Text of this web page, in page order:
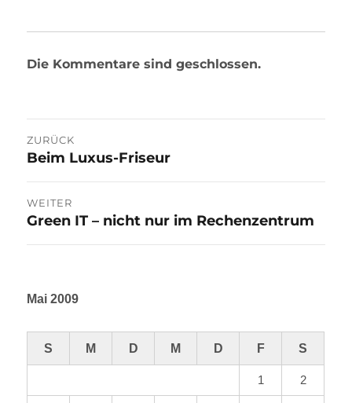
Die Kommentare sind geschlossen.
Beitragsnavigation
ZURÜCK
Vorheriger
Beitrag:
Beim Luxus-Friseur
WEITER
Nächster
Beitrag:
Green IT – nicht nur im Rechenzentrum
Mai 2009
S M D M D F S
1 2